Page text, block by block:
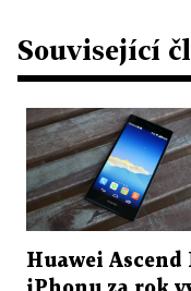
Související
Huawei Ascend